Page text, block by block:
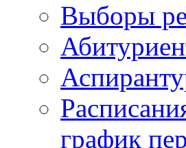
Выборы
график